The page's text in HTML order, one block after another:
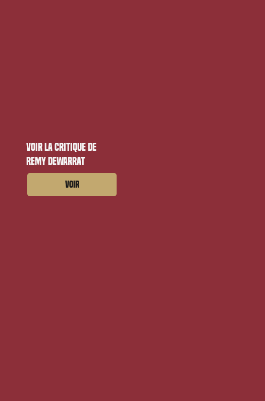
Voir la critique de
Remy Dewarrat
Voir